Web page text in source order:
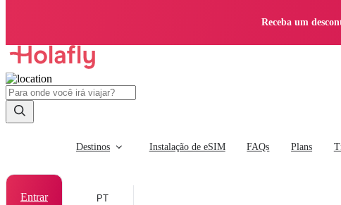
Receba um
Destinos Instalação de eSIM FAQs Plans
Entrar PT